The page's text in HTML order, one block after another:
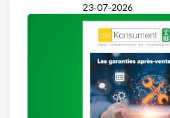
23-07-2026